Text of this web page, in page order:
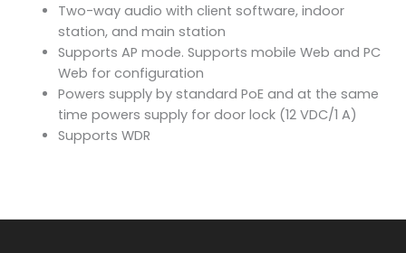
Two-way audio with client software, indoor
station, and main station
Supports AP mode. Supports mobile Web and PC
Web for configuration
Powers supply by standard PoE and at the same
time powers supply for door lock (12 VDC/1 A)
Supports WDR